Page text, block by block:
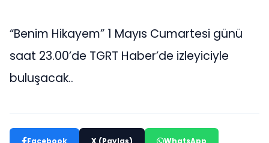
“Benim Hikayem” 1 Mayıs Cumartesi günü
saat 23.00’de TGRT Haber’de izleyiciyle
buluşacak..